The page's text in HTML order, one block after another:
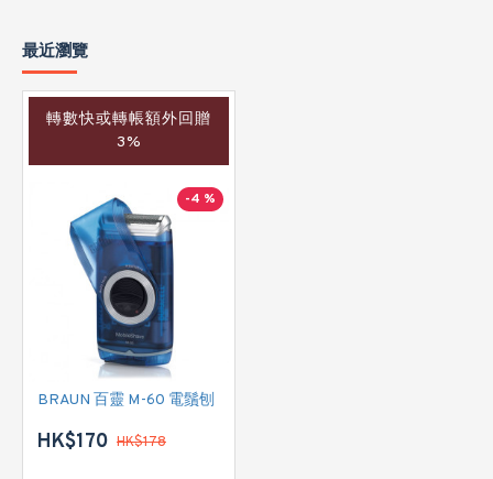
最近瀏覽
轉數快或轉帳額外回贈
3%
-4 %
BRAUN 百靈 M-60 電鬚刨
HK$170 HK$178